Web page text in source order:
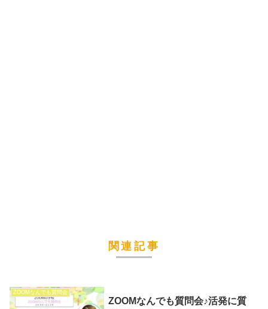
関連記事
ZOOMなんでも質問会
ZOOMなんでも質問会♪活発に質